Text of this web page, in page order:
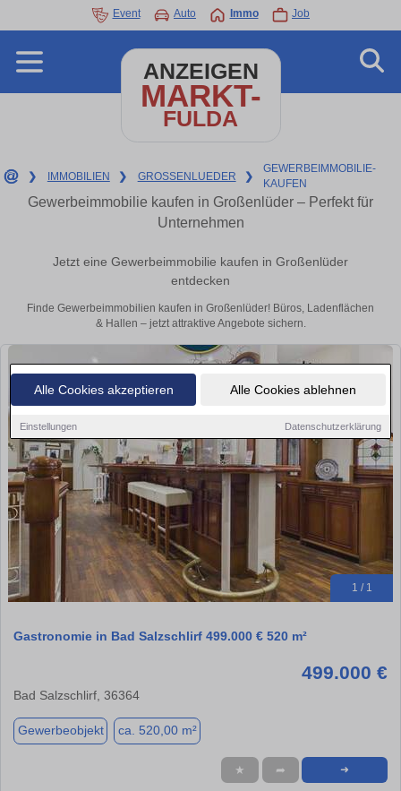
Alle Cookies akzeptieren Alle Cookies ablehnen
Einstellungen Datenschutzerklärung
Event Auto Immo Job
ANZEIGEN
MARKT-
FULDA
❯ IMMOBILIEN ❯ GROSSENLUEDER ❯
GEWERBEIMMOBILIE-
KAUFEN
Gewerbeimmobilie kaufen in Großenlüder – Perfekt für
Unternehmen
Jetzt eine Gewerbeimmobilie kaufen in Großenlüder
entdecken
Finde Gewerbeimmobilien kaufen in Großenlüder! Büros, Ladenflächen
& Hallen – jetzt attraktive Angebote sichern.
1 / 1
Gastronomie in Bad Salzschlirf 499.000 € 520 m²
499.000 €
Bad Salzschlirf, 36364
Gewerbeobjekt ca. 520,00 m²
★ ➦ ➜